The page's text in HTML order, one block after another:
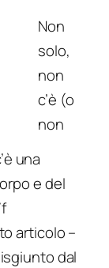
Non
solo,
non
c’è (o
non
una
e del
articolo –
dal